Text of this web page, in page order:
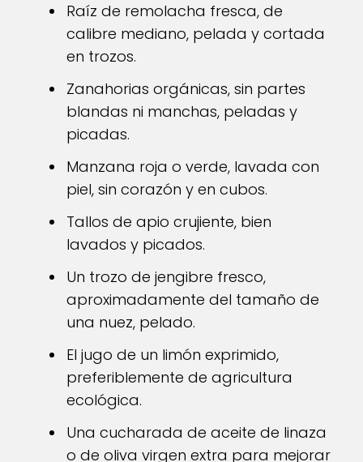
Raíz de remolacha fresca, de
calibre mediano, pelada y cortada
en trozos.
Zanahorias orgánicas, sin partes
blandas ni manchas, peladas y
picadas.
Manzana roja o verde, lavada con
piel, sin corazón y en cubos.
Tallos de apio crujiente, bien
lavados y picados.
Un trozo de jengibre fresco,
aproximadamente del tamaño de
una nuez, pelado.
El jugo de un limón exprimido,
preferiblemente de agricultura
ecológica.
Una cucharada de aceite de linaza
o de oliva virgen extra para mejorar